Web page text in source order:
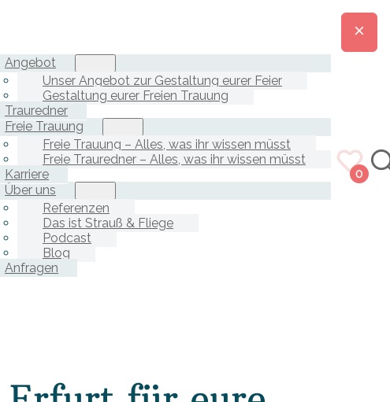
Angebot
Unser Angebot zur Gestaltung eurer Feier
Gestaltung eurer Freien Trauung
Trauredner
Freie Trauung
Freie Trauung – Alles, was ihr wissen müsst
Freie Trauredner – Alles, was ihr wissen müsst
Karriere
Über uns
Referenzen
Das ist Strauß & Fliege
Podcast
Blog
Anfragen
0